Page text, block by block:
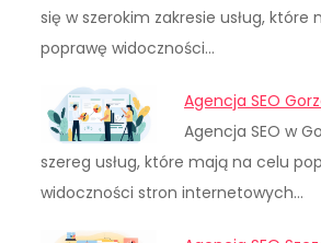
się w szerokim zakresie usług, które
poprawę widoczności…
Agencja SEO
Agencja SEO w
szereg usług, które mają na celu
widoczności stron internetowych…